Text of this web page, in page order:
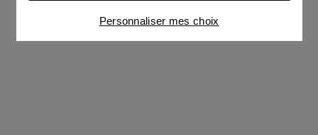
publicités personnalisées
Connaître notre politique cookies et la liste de nos
partenaires
Personnaliser mes choix